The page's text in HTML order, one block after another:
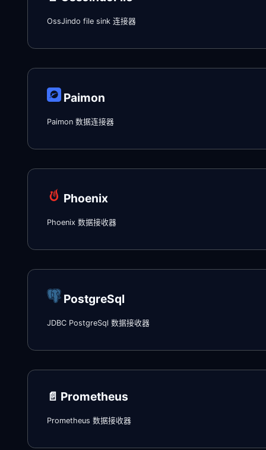
OssJindo file sink 连接器
Paimon
Paimon 数据连接器
Phoenix
Phoenix 数据接收器
PostgreSql
JDBC PostgreSql 数据接收器
📄️ Prometheus
Prometheus 数据接收器